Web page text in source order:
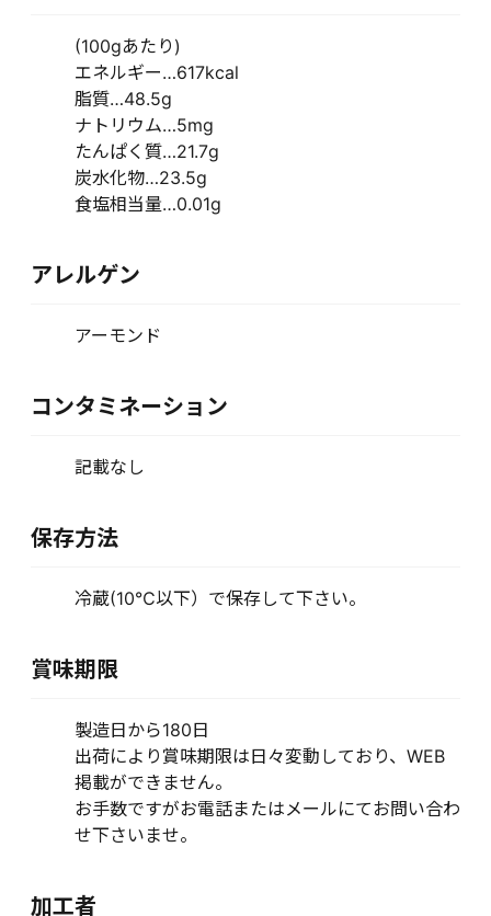
(100gあたり)
エネルギー…617kcal
脂質…48.5g
ナトリウム…5mg
たんぱく質…21.7g
炭水化物…23.5g
食塩相当量…0.01g
アレルゲン
アーモンド
コンタミネーション
記載なし
保存方法
冷蔵(10℃以下）で保存して下さい。
賞味期限
製造日から180日
出荷により賞味期限は日々変動しており、WEB
掲載ができません。
お手数ですがお電話またはメールにてお問い合わ
せ下さいませ。
加工者